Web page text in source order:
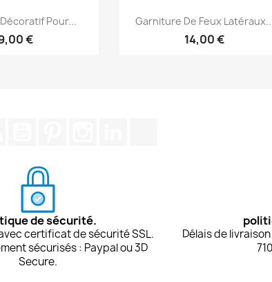
rapidePour...
€
Aperçu rapide
Garniture De Feux
14,00 €
de sécurité.
certificat de sécurité SSL.
sécurisés : Paypal ou 3D
Secure.
Délais de